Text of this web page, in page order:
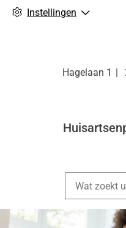
Instellingen
Hagelaan 1